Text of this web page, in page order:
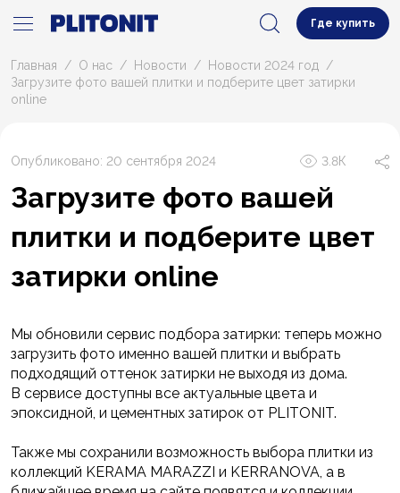
Где купить
Главная О нас Новости
Новости 2024 год
Загрузите фото вашей плитки и подберите цвет затирки
online
Опубликовано: 20 сентября 2024 3.8К
Загрузите фото вашей
плитки и подберите цвет
затирки online
Мы обновили сервис подбора затирки: теперь можно
загрузить фото именно вашей плитки и выбрать
подходящий оттенок затирки не выходя из дома.
В сервисе доступны все актуальные цвета и
эпоксидной, и цементных затирок от PLITONIT.
Также мы сохранили возможность выбора плитки из
коллекций KERAMA MARAZZI и KERRANOVA, а в